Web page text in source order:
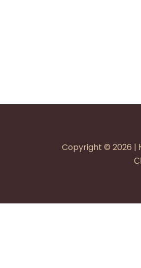
Copyright © 2026 |